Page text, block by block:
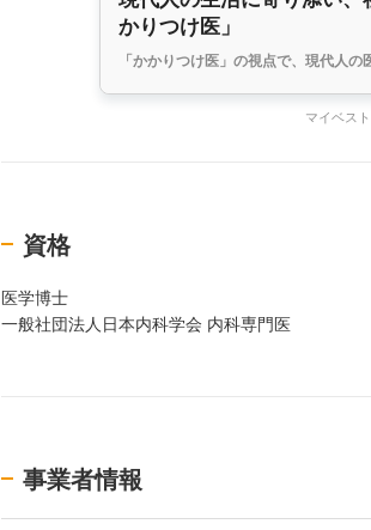
かりつけ医」
「かかりつけ医」の視点で、現代人
マイベス
資格
医学博士
一般社団法人日本内科学会 内科専門医
事業者情報